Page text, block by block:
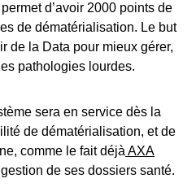
d’avoir 2000 points de
de dématérialisation. Le but
de la Data pour mieux gérer,
pathologies lourdes.
sera en service dès la
de dématérialisation, et de
comme le fait déjà AXA
de ses dossiers santé.